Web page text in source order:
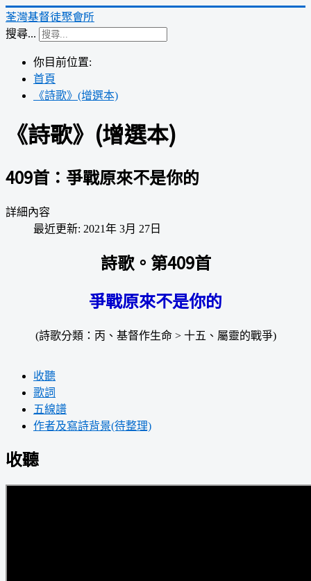
荃灣基督徒聚會所
搜尋...
你目前位置:
首頁
《詩歌》(增選本)
《詩歌》(增選本)
409首：爭戰原來不是你的
詳細內容
最近更新: 2021年 3月 27日
詩歌。第409首
爭戰原來不是你的
(詩歌分類：丙、基督作生命 > 十五、屬靈的戰爭)
收聽
歌詞
五線譜
作者及寫詩背景(待整理)
收聽